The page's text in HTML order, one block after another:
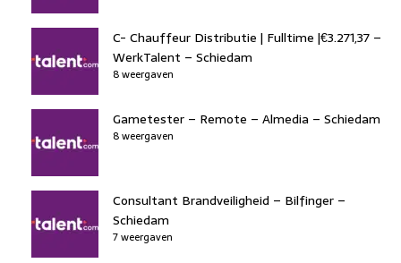
C- Chauffeur Distributie | Fulltime |€3.271,37 –
WerkTalent – Schiedam
8 weergaven
Gametester – Remote – Almedia – Schiedam
8 weergaven
Consultant Brandveiligheid – Bilfinger –
Schiedam
7 weergaven